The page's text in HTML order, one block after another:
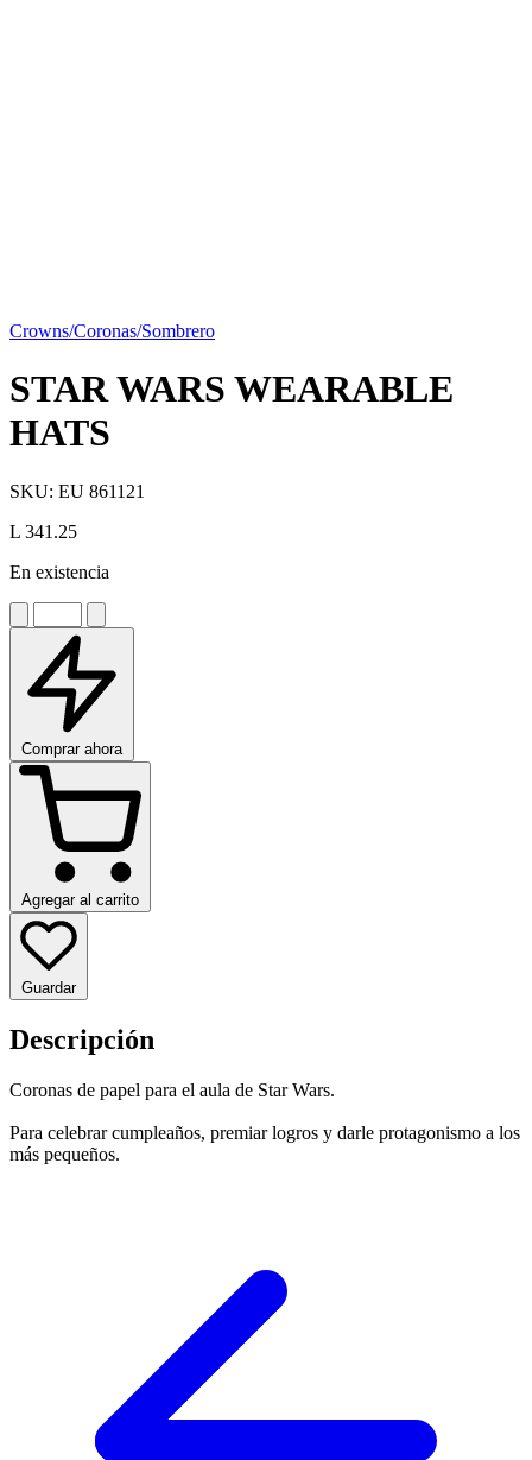
Crowns/Coronas/Sombrero
STAR WARS WEARABLE
HATS
SKU: EU 861121
L 341.25
En existencia
Comprar ahora
Agregar al carrito
Guardar
Descripción
Coronas de papel para el aula de Star Wars.
Para celebrar cumpleaños, premiar logros y darle protagonismo a los
más pequeños.